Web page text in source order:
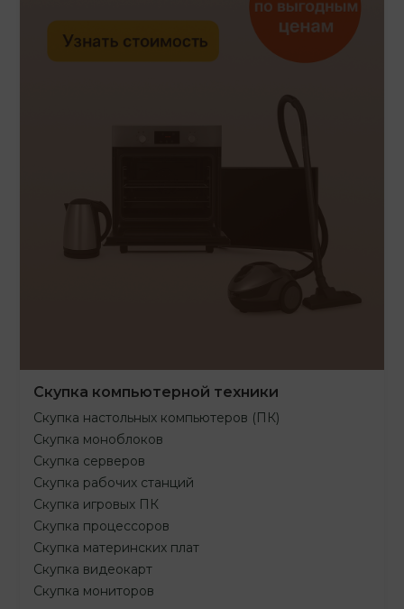
Скупка компьютерной техники
Скупка настольных компьютеров (ПК)
Скупка моноблоков
Скупка серверов
Скупка рабочих станций
Скупка игровых ПК
Скупка процессоров
Скупка материнских плат
Скупка видеокарт
Скупка мониторов